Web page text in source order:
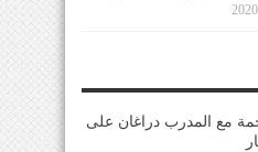
مع المدرب دراغان على